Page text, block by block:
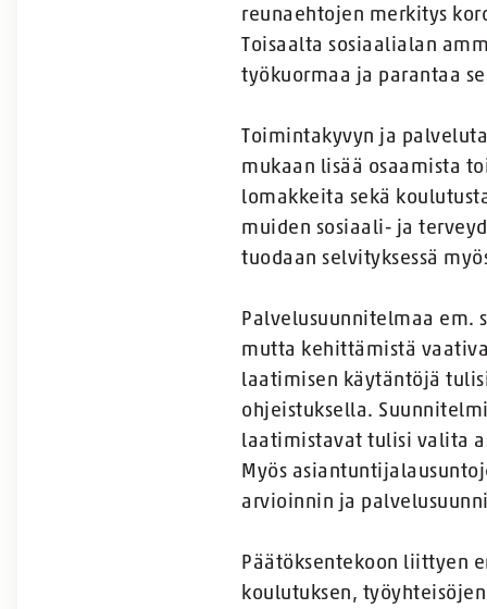
reunaehtojen merkitys
Toisaalta sosiaalialan
työkuormaa ja parantaa
Toimintakyvyn ja
mukaan lisää osaamista
lomakkeita sekä
muiden sosiaali- ja
tuodaan selvityksessä
Palvelusuunnitelmaa em.
mutta kehittämistä
laatimisen käytäntöjä
ohjeistuksella.
laatimistavat tulisi valita
Myös
arvioinnin ja
Päätöksentekoon liittyen
koulutuksen,